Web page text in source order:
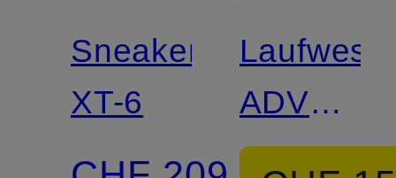
Sneaker
XT-6
Laufweste
ADV
SKIN